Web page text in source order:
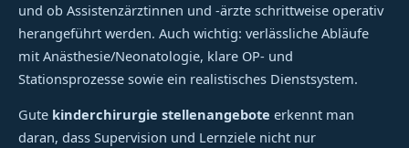
und ob Assistenzärztinnen und -ärzte schrittweise operativ
herangeführt werden. Auch wichtig: verlässliche Abläufe
mit Anästhesie/Neonatologie, klare OP- und
Stationsprozesse sowie ein realistisches Dienstsystem.
Gute kinderchirurgie stellenangebote erkennt man
daran, dass Supervision und Lernziele nicht nur